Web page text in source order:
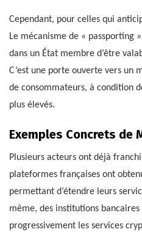
Cependant, pour celles qui
Le mécanisme de « passporting
dans un État membre d’être
C’est une porte ouverte vers un
de consommateurs, à condition
plus élevés.
Exemples Concrets de
Plusieurs acteurs ont déjà
plateformes françaises ont
permettant d’étendre leurs
même, des institutions
progressivement les services